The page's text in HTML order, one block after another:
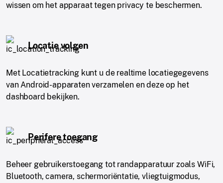
wissen om het apparaat tegen privacy te beschermen.
Locatie volgen
Met Locatietracking kunt u de realtime locatiegegevens
van Android-apparaten verzamelen en deze op het
dashboard bekijken.
Perifere toegang
Beheer gebruikerstoegang tot randapparatuur zoals WiFi,
Bluetooth, camera, schermoriëntatie, vliegtuigmodus,